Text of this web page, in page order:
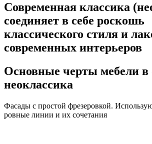
Современная классика
соединяет в себе роскошь
классического стиля и
современных интерьеров
Основные черты мебели в
неоклассика
Фасады с простой фрезеровкой.
ровные линии и их сочетания